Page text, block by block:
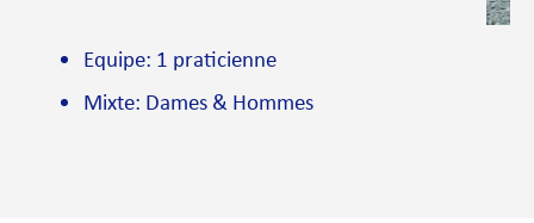
Equipe: 1 praticienne
Mixte: Dames & Hommes